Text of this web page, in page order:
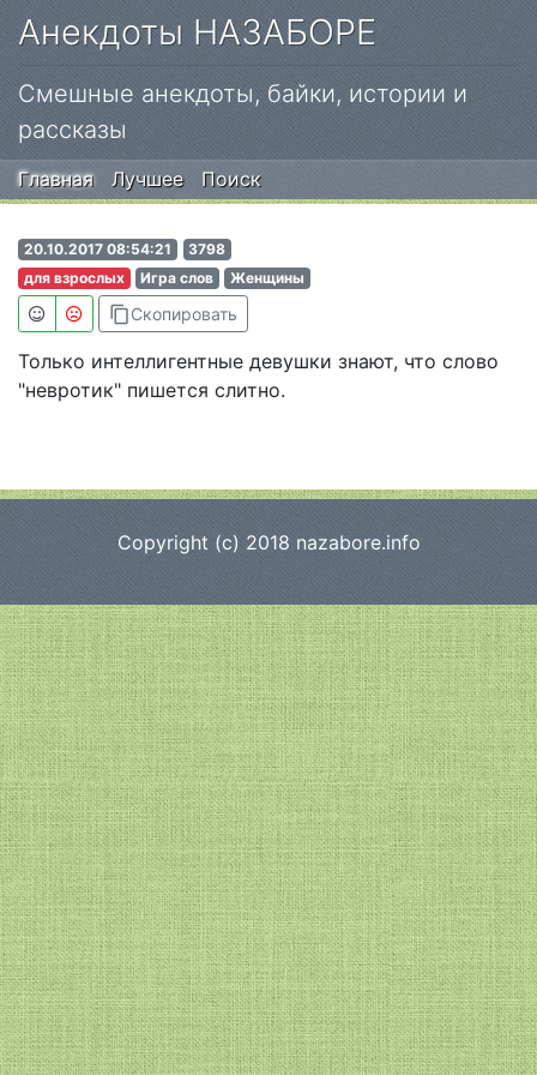
Анекдоты НАЗАБОРЕ
Смешные анекдоты, байки, истории и
рассказы
Главная Лучшее Поиск
20.10.2017 08:54:21
3798
для взрослых
Игра слов Женщины
content_copyСкопировать
Только интеллигентные девушки знают, что слово
"невротик" пишется слитно.
Copyright (c) 2018 nazabore.info